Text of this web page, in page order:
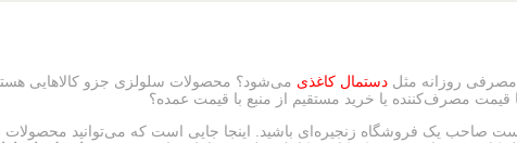
روزانه مثل دستمال کاغذی می‌شود؟ محصولات سلولزی جزو کالاهایی
مصرف‌کننده یا خرید مستقیم از منبع با قیمت عمده؟
صاحب یک فروشگاه زنجیره‌ای باشید. اینجا جایی است که می‌توانید محصولات